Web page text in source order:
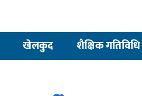
खेलकुद शैक्षिक गतिविधि